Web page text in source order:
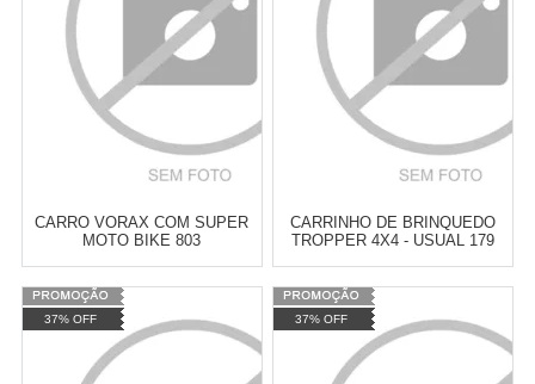
TELEVENDAS
ESTAMOS EFETUANDO
TESTES
TELEVENDAS
ESTAMOS EFETUANDO
TESTES
CARRO VORAX COM SUPER
MOTO BIKE 803
Cat:
CARRINHO DE BRINQUEDO
TROPPER 4X4 - USUAL 179
Cat:
37% OFF 37% OFF